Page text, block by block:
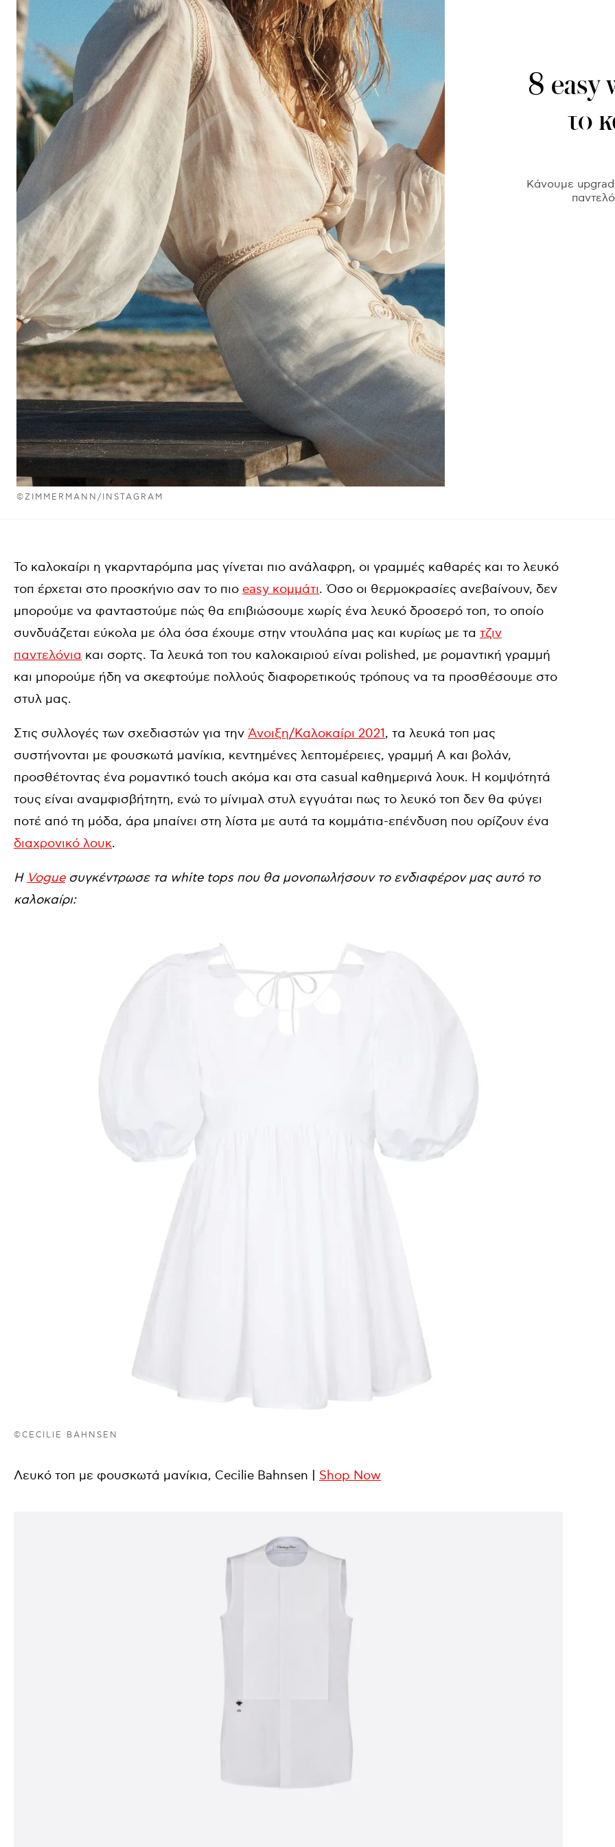
©ZIMMERMANN/INSTAGRAM
8 easy
το
Κάνουμε
Το καλοκαίρι η γκαρνταρόμπα μας γίνεται πιο ανάλαφρη, οι γραμμές καθαρές και το λευκό
τοπ έρχεται στο προσκήνιο σαν το πιο easy κομμάτι. Όσο οι θερμοκρασίες ανεβαίνουν, δεν
μπορούμε να φανταστούμε πώς θα επιβιώσουμε χωρίς ένα λευκό δροσερό τοπ, το οποίο
συνδυάζεται εύκολα με όλα όσα έχουμε στην ντουλάπα μας και κυρίως με τα τζιν
παντελόνια και σορτς. Τα λευκά τοπ του καλοκαιριού είναι polished, με ρομαντική γραμμή
και μπορούμε ήδη να σκεφτούμε πολλούς διαφορετικούς τρόπους να τα προσθέσουμε στο
στυλ μας.
Στις συλλογές των σχεδιαστών για την Άνοιξη/Καλοκαίρι 2021, τα λευκά τοπ μας
συστήνονται με φουσκωτά μανίκια, κεντημένες λεπτομέρειες, γραμμή Α και βολάν,
προσθέτοντας ένα ρομαντικό touch ακόμα και στα casual καθημερινά λουκ. Η κομψότητά
τους είναι αναμφισβήτητη, ενώ το μίνιμαλ στυλ εγγυάται πως το λευκό τοπ δεν θα φύγει
ποτέ από τη μόδα, άρα μπαίνει στη λίστα με αυτά τα κομμάτια-επένδυση που ορίζουν ένα
διαχρονικό λουκ.
Η Vogueσυγκέντρωσε τα white tops που θα μονοπωλήσουν το ενδιαφέρον μας αυτό το
καλοκαίρι:
©CECILIE BAHNSEN
Λευκό τοπ με φουσκωτά μανίκια, Cecilie Bahnsen | Shop Now